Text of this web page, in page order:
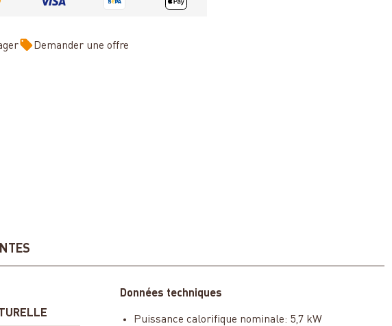
Demander une offre
Données techniques
Puissance calorifique nominale: 5,7 kW